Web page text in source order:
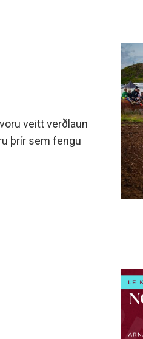
veitt verðlaun
þrír sem fengu